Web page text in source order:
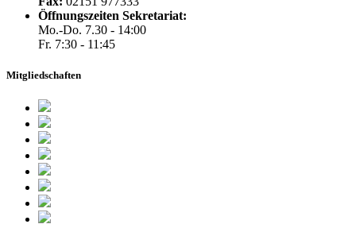
Öffnungszeiten Sekretariat:
Mo.-Do. 7.30 - 14:00
Fr. 7:30 - 11:45
Mitgliedschaften